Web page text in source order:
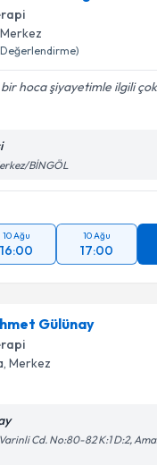
Merkez
Değerlendirme)
bir hoca şiyayetimle ilgili
BİNGÖL
10 Ağu
16:00
10 Ağu
17:00
Gülünay
, Merkez
Cd. No:80-82 K:1 D:2,